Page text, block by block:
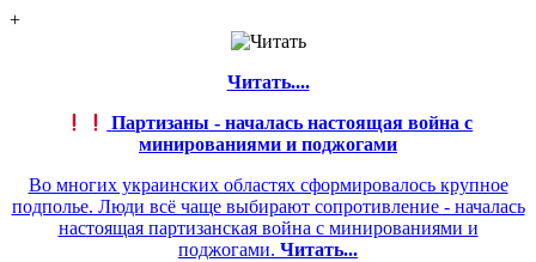
+
Читать....
Партизаны - началась настоящая война с
минированиями и поджогами
Во многих украинских областях сформировалось крупное
подполье. Люди всё чаще выбирают сопротивление - началась
настоящая партизанская война с минированиями и
поджогами. Читать...